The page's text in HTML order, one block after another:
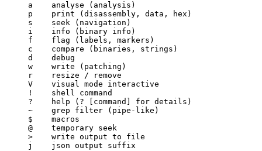
a    analyse (analysis)
p    print (disassembly, data, hex)
s    seek (navigation)
i    info (binary info)
f    flag (labels, markers)
c    compare (binaries, strings)
d    debug
w    write (patching)
r    resize / remove
V    visual mode interactive
!    shell command
?    help (? [command] for details)
~    grep filter (pipe-like)
$    macros
@    temporary seek
>    write output to file
j    json output suffix